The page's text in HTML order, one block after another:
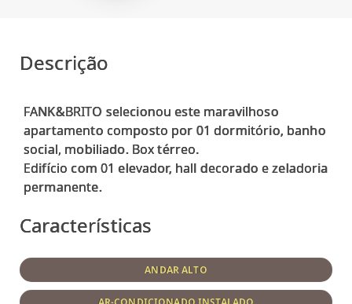
Descrição
FANK&BRITO selecionou este maravilhoso
apartamento composto por 01 dormitório, banho
social, mobiliado. Box térreo.
Edifício com 01 elevador, hall decorado e zeladoria
permanente.
Características
ANDAR ALTO